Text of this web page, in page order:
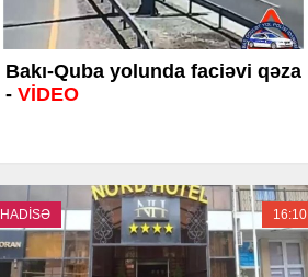
Bakı-Quba yolunda faciəvi qəza
- VİDEO
HADİSƏ 16:10